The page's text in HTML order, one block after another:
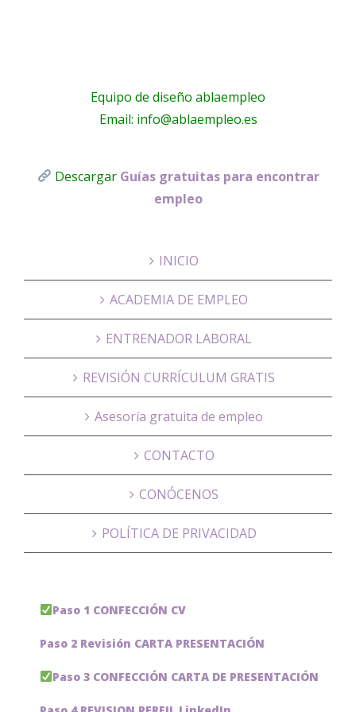
Equipo de diseño ablaempleo
Email: info@ablaempleo.es
Descargar Guías gratuitas para encontrar
empleo
INICIO
ACADEMIA DE EMPLEO
ENTRENADOR LABORAL
REVISIÓN CURRÍCULUM GRATIS
Asesoría gratuita de empleo
CONTACTO
CONÓCENOS
POLÍTICA DE PRIVACIDAD
Paso 1 CONFECCIÓN CV
Paso 2 Revisión CARTA PRESENTACIÓN
Paso 3 CONFECCIÓN CARTA DE PRESENTACIÓN